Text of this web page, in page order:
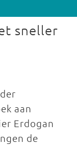
sneller
aan
Erdogan
de